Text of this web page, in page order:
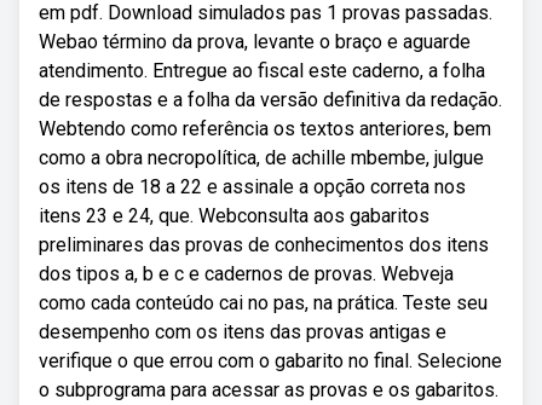
em pdf. Download simulados pas 1 provas passadas.
Webao término da prova, levante o braço e aguarde
atendimento. Entregue ao fiscal este caderno, a folha
de respostas e a folha da versão definitiva da redação.
Webtendo como referência os textos anteriores, bem
como a obra necropolítica, de achille mbembe, julgue
os itens de 18 a 22 e assinale a opção correta nos
itens 23 e 24, que. Webconsulta aos gabaritos
preliminares das provas de conhecimentos dos itens
dos tipos a, b e c e cadernos de provas. Webveja
como cada conteúdo cai no pas, na prática. Teste seu
desempenho com os itens das provas antigas e
verifique o que errou com o gabarito no final. Selecione
o subprograma para acessar as provas e os gabaritos.